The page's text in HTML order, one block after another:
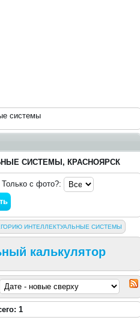
системы
СИСТЕМЫ, КРАСНОЯРСК
Только с фото?:
ИНТЕЛЛЕКТУАЛЬНЫЕ СИСТЕМЫ
калькулятор
1